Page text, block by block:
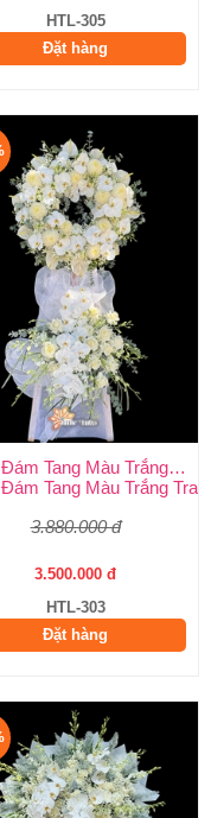
HTL-305
Đặt hàng
Tận Tâm, Tiễn Biệt
Hoa Đám Tang Màu Trắng Trang Nghiêm
Tang Màu Trắng
3.880.000 đ
3.500.000 đ
HTL-303
Đặt hàng